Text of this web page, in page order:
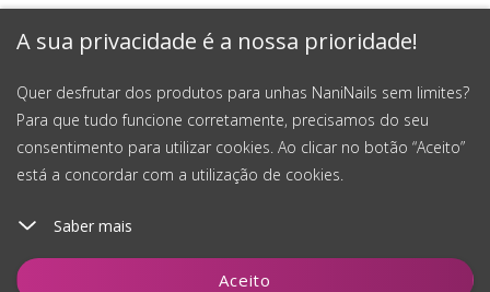
A sua privacidade é a nossa prioridade!
Quer desfrutar dos produtos para unhas NaniNails sem limites?
Para que tudo funcione corretamente, precisamos do seu
consentimento para utilizar cookies. Ao clicar no botão “Aceito”
está a concordar com a utilização de cookies.
Saber mais
Aceito
Adicionar ao carrinho